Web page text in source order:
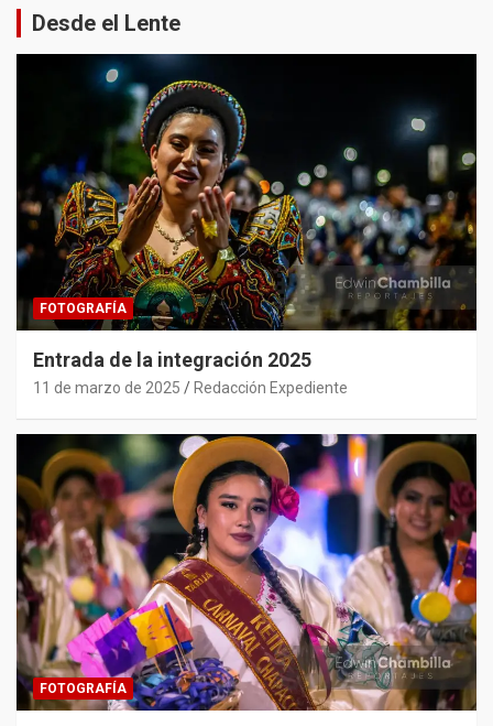
Desde el Lente
FOTOGRAFÍA
Entrada de la integración 2025
11 de marzo de 2025 Redacción Expediente
FOTOGRAFÍA